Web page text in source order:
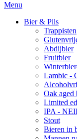
Menu
Bier & Pils
Trappisten
Abdijbier
Fruitbier
Lambic -
Oak aged
Limited
IPA -
Stout
Bieren in